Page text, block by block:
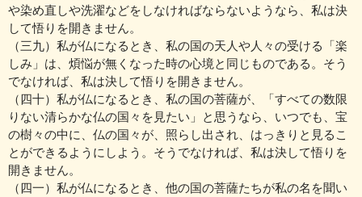
や染め直しや洗濯などをしなければならないようなら、私は決
して悟りを開きません。
（三九）私が仏になるとき、私の国の天人や人々の受ける「楽
しみ」は、煩悩が無くなった時の心境と同じものである。そう
でなければ、私は決して悟りを開きません。
（四十）私が仏になるとき、私の国の菩薩が、「すべての数限
りない清らかな仏の国々を見たい」と思うなら、いつでも、宝
の樹々の中に、仏の国々が、照らし出され、はっきりと見るこ
とができるようにしよう。そうでなければ、私は決して悟りを
開きません。
（四一）私が仏になるとき、他の国の菩薩たちが私の名を聞い